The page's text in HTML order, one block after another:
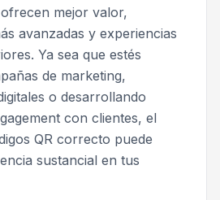
mejor valor,
avanzadas y experiencias
Ya sea que estés
de marketing,
o desarrollando
con clientes, el
QR correcto puede
sustancial en tus